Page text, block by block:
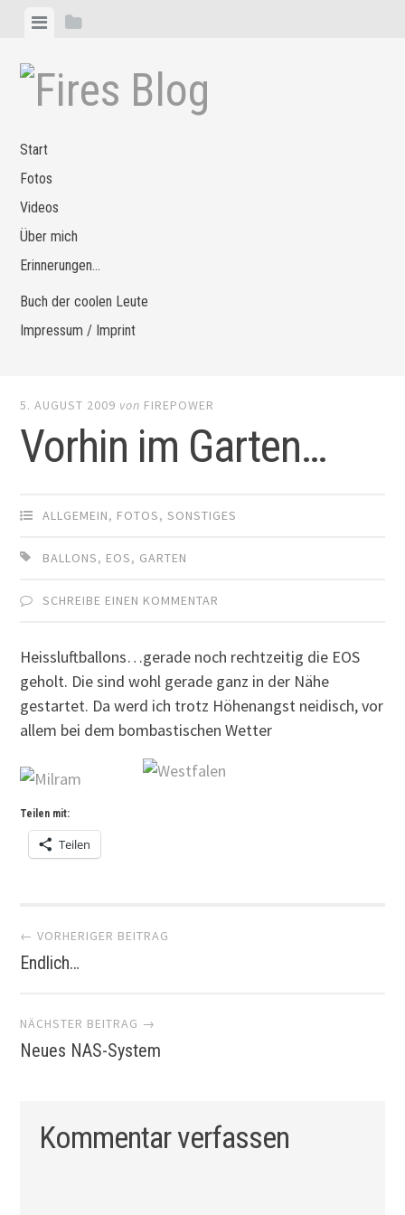
Zum
springen
MenüSeitenleiste
Start
Fotos
Videos
Über mich
Erinnerungen…
Buch der coolen Leute
Impressum / Imprint
5. AUGUST 2009 von FIREPOWER
Vorhin im Garten…
ALLGEMEIN, FOTOS,SONSTIGES
BALLONS, EOS, GARTEN
SCHREIBE EINEN KOMMENTAR
Heissluftballons…gerade noch rechtzeitig die EOS
geholt. Die sind wohl gerade ganz in der Nähe
gestartet. Da werd ich trotz Höhenangst neidisch, vor
allem bei dem bombastischen Wetter
Teilen mit:
Teilen
Artikel-
Navigation
← VORHERIGER BEITRAG
Endlich…
NÄCHSTER BEITRAG →
Neues NAS-System
Kommentar verfassen